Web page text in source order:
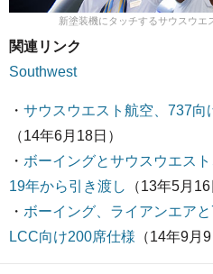
新塗装機にタッチするサウスウエ
関連リンク
Southwest
・ サウスウエスト航空、737向
（14年6月18日）
・ ボーイングとサウスウエス
19年から引き渡し
（13年5月16
・ ボーイング、ライアンエア
LCC向け200席仕様 （14年9月9